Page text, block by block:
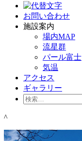
お問い合わせ
施設案内
場内MAP
流星群
パール富士
気温
アクセス
ギャラリー
検
^